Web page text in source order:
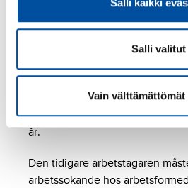
Salli valitut
Vain välttämättömät
arbetsgivaren behöver
liknande arbetsuppgifter.
Återanställningstiden är fyra
anställningen före upphörandet
och sex månader om
år.
Den tidigare arbetstagaren
arbetssökande hos